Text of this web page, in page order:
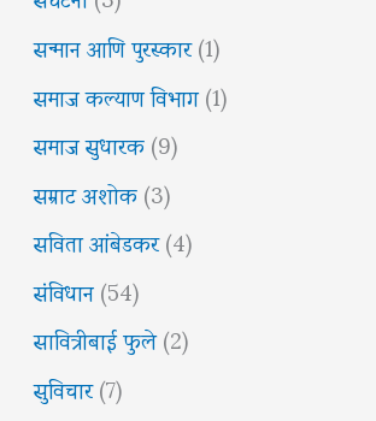
सन्मान आणि पुरस्कार(1)
समाज कल्याण विभाग(1)
समाज सुधारक(9)
सम्राट अशोक(3)
सविता आंबेडकर(4)
संविधान(54)
सावित्रीबाई फुले(2)
सुविचार(7)